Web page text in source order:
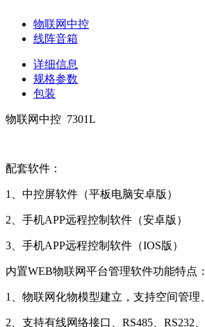
物联网中控
线阵音箱
详细信息
规格参数
包装
物联网中控 7301L
配套软件：
1、中控屏软件（平板电脑安卓版）
2、手机APP远程控制软件（安卓版）
3、手机APP远程控制软件（IOS版）
内置WEB物联网平
1、物联网化物模型建立，支持空间管理
2、支持有线网络接口、RS485、RS232